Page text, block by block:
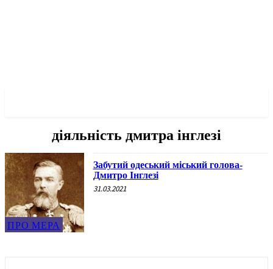
діяльність дмитра інглезі
ПРО МЕРА
Забутий одеський міський голова-
Дмитро Інглезі
31.03.2021